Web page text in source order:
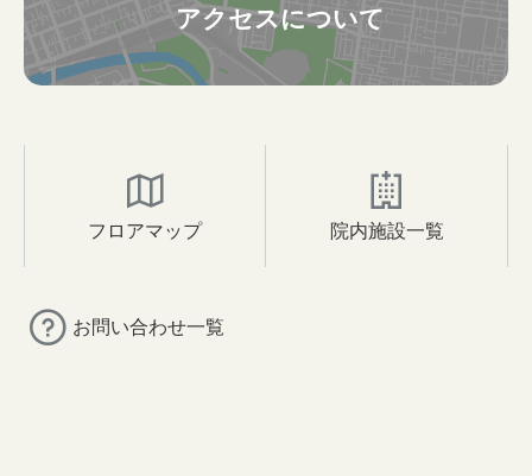
アクセスについて
フロアマップ 院内施設一覧
お問い合わせ一覧